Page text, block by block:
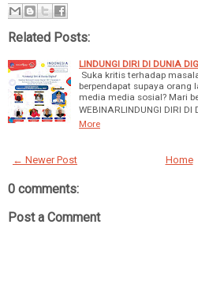
Related Posts:
LINDUNGI DIRI DI DUNIA
Suka kritis terhadap
berpendapat supaya
media media sosial? Mari
WEBINARLINDUNGI DIRI DI
More
← Newer Post Home
0 comments:
Post a Comment